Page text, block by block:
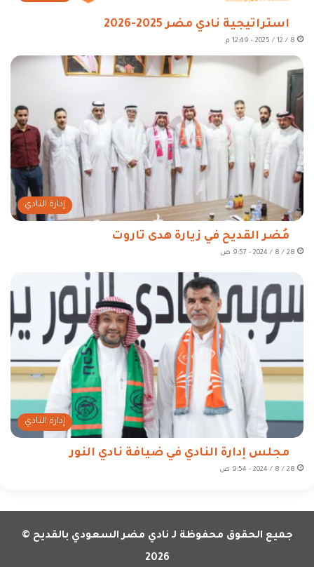
استراتيجية نادي مضر 2025-2026
8 / 12 / 2025 - 12:49 م
إدارة النادي
مُضر القديح في زيارة هدى تاروت
28 / 8 / 2024 - 9:57 ص
إدارة النادي
مجلس إدارة النادي في ضيافة نادي النور
28 / 8 / 2024 - 9:54 ص
جميع الحقوق محفوظة لـ نادي مضر السعودي بالقديح ©
2026